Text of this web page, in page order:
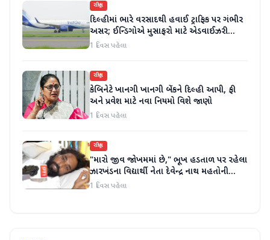
રાષ્ટ્રીય
દિલ્હીમાં ભારે વરસાદથી હવાઈ ટ્રાફિક પર ગંભીર
અસર; ઈન્ડિગોએ મુસાફરો માટે એડવાઈઝરી
જાહેર કરી
1 દિવસ પહેલા
રાષ્ટ્રીય
કેબિનેટે ખાનગી ખાનગી બેંકને દિલ્હી આપી, ફી
અને પ્રવેશ માટે નવા નિયમો વિશે જાણો
1 દિવસ પહેલા
રાષ્ટ્રીય
"મારો જીવ જોખમમાં છે," ભૂખ હડતાળ પર રહેલા
ઝારખંડના વિદ્યાર્થી નેતા દેવેન્દ્ર નાથ મહતોની
તબિયત ખરાબ
1 દિવસ પહેલા